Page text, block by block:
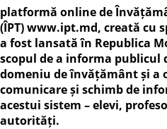
platformă online de
(ÎPT) www.ipt.md, creată cu
a fost lansată în Republica
scopul de a informa publicul
domeniu de învățământ și a
comunicare și schimb de
acestui sistem – elevi,
autorități.